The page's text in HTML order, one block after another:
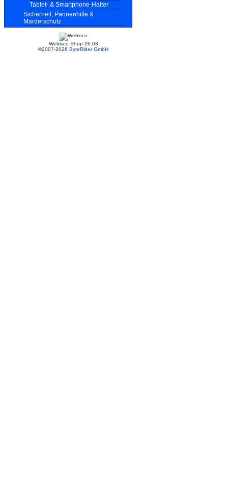
Tablet- & Smartphone-Halter
Sicherheit, Pannenhilfe &
Marderschutz
Webisco Shop 26.03
©2007-2026 ByteRider GmbH